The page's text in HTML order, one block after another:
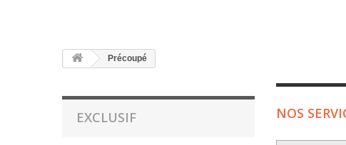
Précoupé
EXCLUSIF NOS